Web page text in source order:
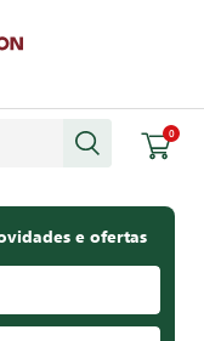
0
e ofertas